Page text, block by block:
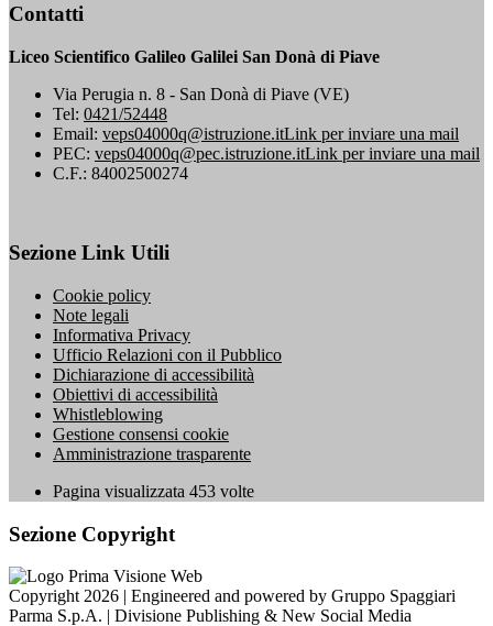
Contatti
Liceo Scientifico Galileo Galilei San Donà di Piave
Via Perugia n. 8 - San Donà di Piave (VE)
Tel: 0421/52448
Email: veps04000q@istruzione.itLink per inviare una mail
PEC: veps04000q@pec.istruzione.itLink per inviare una mail
C.F.: 84002500274
Sezione Link Utili
Cookie policy
Note legali
Informativa Privacy
Ufficio Relazioni con il Pubblico
Dichiarazione di accessibilità
Obiettivi di accessibilità
Whistleblowing
Gestione consensi cookie
Amministrazione trasparente
Pagina visualizzata 453 volte
Sezione Copyright
Copyright 2026 | Engineered and powered by Gruppo Spaggiari
Parma S.p.A. | Divisione Publishing & New Social Media